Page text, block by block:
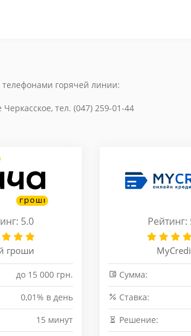
горячей линии:
тел. (047) 259-01-44
5.0
гроши
до 15 000 грн.
0,01% в день
15 минут
Рейтинг:
Сумма:
Cтавка:
Решение: